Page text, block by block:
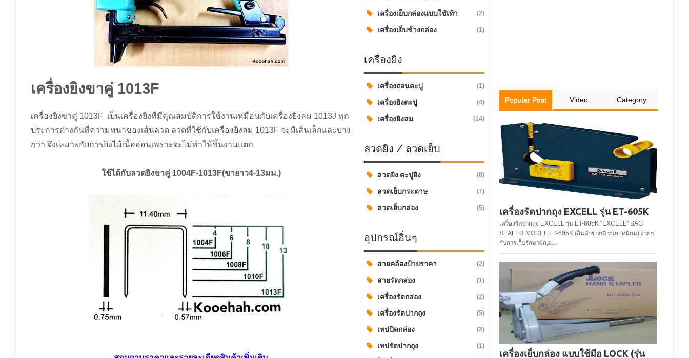
เครื่องเย็บกล่องแบบใช้เท้า (2)
เครื่องเย็บข้างกล่อง (1)
เครื่องยิง
เครื่องถอนตะปู (1)
เครื่องยิงตะปู (4)
เครื่องยิงลม (14)
ลวดยิง / ลวดเย็บ
ลวดยิง ตะปูยิง (8)
ลวดเย็บกระดาษ (7)
ลวดเย็บกล่อง (5)
อุปกรณ์อื่นๆ
สายคล้องป้ายราคา (2)
สายรัดกล่อง (1)
เครื่องรัดกล่อง (2)
เครื่องรัดปากถุง (5)
เทปปิดกล่อง (2)
เทปรัดปากถุง (1)
เครื่องยิงขาคู่ 1013F
เครื่องยิงขาคู่ 1013F เป็นเครื่องยิงทีมีคุณสมบัติการใช้งานเหมือนกับเครื่องยิงลม 1013J ทุก
ประการต่างกันที่ความหนาของเส้นลวด ลวดที่ใช้กับเครื่องยิงลม 1013F จะมีเส้นเล็กและบาง
กว่า จึงเหมาะกับการยิงไม้เนื้ออ่อนเพราะจะไม่ทำให้ชิ้นงานแตก
ใช้ได้กับลวดยิงขาคู่ 1004F-1013F(ขายาว4-13มม.)
Popular Post Video Category
เครื่องรัดปากถุง EXCELL รุ่น ET-605K
เครื่องรัดปากถุง EXCELL รุ่น ET-605K "EXCELL" BAG
SEALER MODEL:ET-605K (สินค้าขายดี รุ่นยอดนิยม) ง่ายๆ
กับการเก็บรักษาผัก,ผ...
เครื่องเย็บกล่อง แบบใช้มือ LOCK (รุ่น